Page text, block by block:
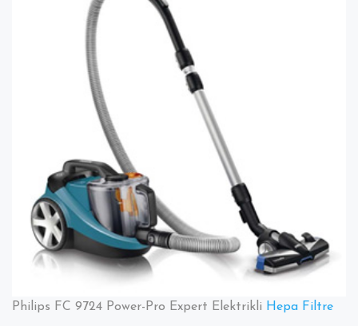
Philips FC 9724 Power-Pro Expert Elektrikli Hepa Filtre